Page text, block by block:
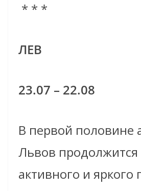
* * *
ЛЕВ
23.07 – 22.08
В первой половине
Львов
активного и яркого